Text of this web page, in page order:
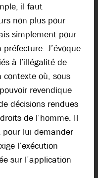
il faut
non plus pour
simplement pour
J’évoque
à l’illégalité de
où, sous
revendique
décisions rendues
de l’homme. Il
lui demander
l’exécution
sur l’application